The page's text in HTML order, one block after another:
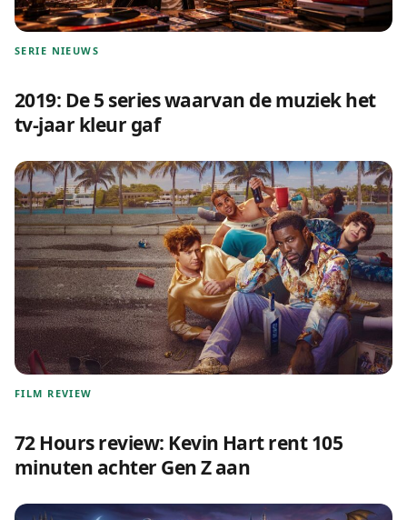
SERIE NIEUWS
2019: De 5 series waarvan de muziek het
tv-jaar kleur gaf
FILM REVIEW
72 Hours review: Kevin Hart rent 105
minuten achter Gen Z aan